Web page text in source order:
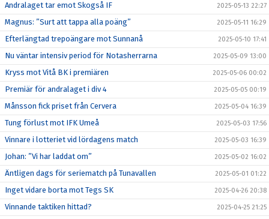
Andralaget tar emot Skogså IF 2025-05-13 22:27
Magnus: ”Surt att tappa alla poäng” 2025-05-11 16:29
Efterlängtad trepoängare mot Sunnanå 2025-05-10 17:41
Nu väntar intensiv period för Notasherrarna 2025-05-09 13:00
Kryss mot Vitå BK i premiären 2025-05-06 00:02
Premiär för andralaget i div 4 2025-05-05 00:19
Månsson fick priset från Cervera 2025-05-04 16:39
Tung förlust mot IFK Umeå 2025-05-03 17:56
Vinnare i lotteriet vid lördagens match 2025-05-03 16:39
Johan: ”Vi har laddat om” 2025-05-02 16:02
Äntligen dags för seriematch på Tunavallen 2025-05-01 01:22
Inget vidare borta mot Tegs SK 2025-04-26 20:38
Vinnande taktiken hittad? 2025-04-25 21:25